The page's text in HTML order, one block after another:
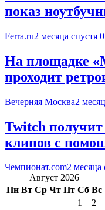
показ
Ferra.ru2 месяца спустя 0
На площадке
проходит
Вечерняя Москва2
Twitch
клипов с
Чемпионат.com2 месяца
Август 2026
Пн Вт Ср Чт Пт Сб Вс
1
2